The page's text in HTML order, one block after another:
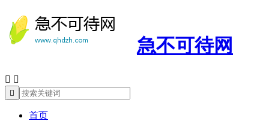
急不可待网
 

首页